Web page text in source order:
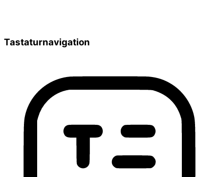
Tastaturnavigation